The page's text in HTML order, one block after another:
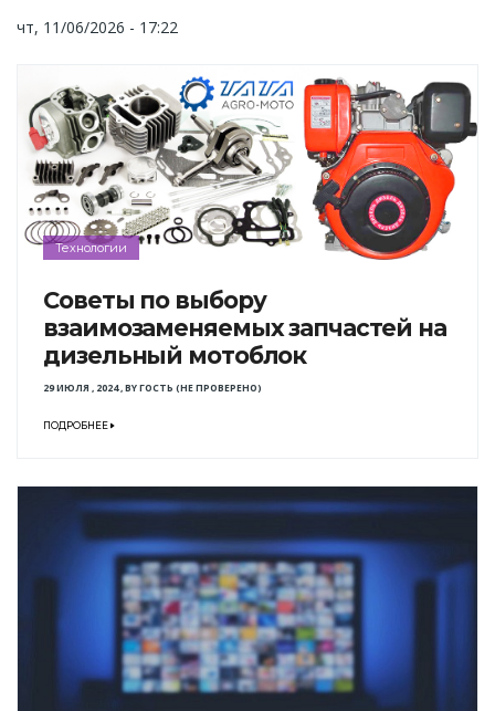
чт, 11/06/2026 - 17:22
Технологии
Советы по выбору
взаимозаменяемых запчастей на
дизельный мотоблок
29 ИЮЛЯ , 2024,BYГОСТЬ (НЕ ПРОВЕРЕНО)
ПОДРОБНЕЕ